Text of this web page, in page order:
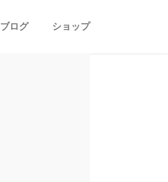
ブログ ショップ